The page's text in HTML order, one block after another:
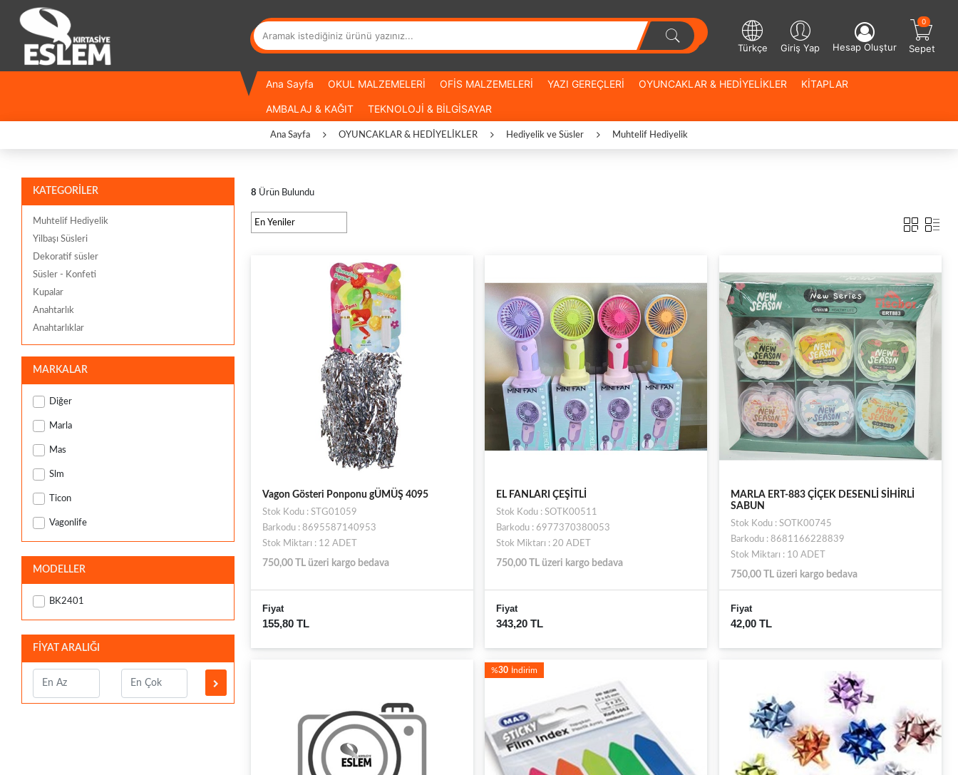
Sepet
0
Türkçe Giriş Yap Hesap Oluştur
Ana Sayfa OKUL MALZEMELERİ OFİS MALZEMELERİ YAZI GEREÇLERİ OYUNCAKLAR & HEDİYELİKLER KİTAPLAR
AMBALAJ & KAĞIT TEKNOLOJİ & BİLGİSAYAR
Ana Sayfa OYUNCAKLAR & HEDİYELİKLER Hediyelik ve Süsler Muhtelif Hediyelik
KATEGORİLER
Muhtelif Hediyelik
Yilbaşı Süsleri
Dekoratif süsler
Süsler - Konfeti
Kupalar
Anahtarlık
Anahtarlıklar
MARKALAR
Diğer
Marla
Mas
Slm
Ticon
Vagonlife
MODELLER
BK2401
FİYAT ARALIĞI
8 Ürün Bulundu
Vagon Gösteri Ponponu gÜMÜŞ 4095
Stok Kodu : STG01059
Barkodu : 8695587140953
Stok Miktarı : 12 ADET
750,00 TL üzeri kargo bedava
Fiyat
155,80 TL
EL FANLARI ÇEŞİTLİ
Stok Kodu : SOTK00511
Barkodu : 6977370380053
Stok Miktarı : 20 ADET
750,00 TL üzeri kargo bedava
Fiyat
343,20 TL
MARLA ERT-883 ÇİÇEK DESENLİ SİHİRLİ
SABUN
Stok Kodu : SOTK00745
Barkodu : 8681166228839
Stok Miktarı : 10 ADET
750,00 TL üzeri kargo bedava
Fiyat
42,00 TL
%30 İndirim